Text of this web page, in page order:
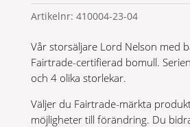
Artikelnr: 410004-23-04
Vår storsäljare Lord Nelson med
Fairtrade-certifierad bomull.
och 4 olika storlekar.
Väljer du Fairtrade-märkta
möjligheter till förändring. Du